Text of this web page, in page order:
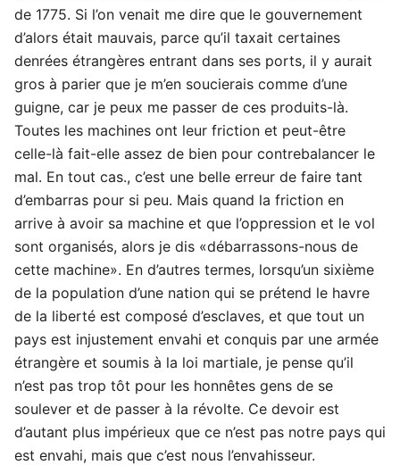
de 1775. Si l’on venait me dire que le gouvernement
d’alors était mauvais, parce qu’il taxait certaines
denrées étrangères entrant dans ses ports, il y aurait
gros à parier que je m’en soucierais comme d’une
guigne, car je peux me passer de ces produits-là.
Toutes les machines ont leur friction et peut-être
celle-là fait-elle assez de bien pour contrebalancer le
mal. En tout cas., c’est une belle erreur de faire tant
d’embarras pour si peu. Mais quand la friction en
arrive à avoir sa machine et que l’oppression et le vol
sont organisés, alors je dis «débarrassons-nous de
cette machine». En d’autres termes, lorsqu’un sixième
de la population d’une nation qui se prétend le havre
de la liberté est composé d’esclaves, et que tout un
pays est injustement envahi et conquis par une armée
étrangère et soumis à la loi martiale, je pense qu’il
n’est pas trop tôt pour les honnêtes gens de se
soulever et de passer à la révolte. Ce devoir est
d’autant plus impérieux que ce n’est pas notre pays qui
est envahi, mais que c’est nous l’envahisseur.